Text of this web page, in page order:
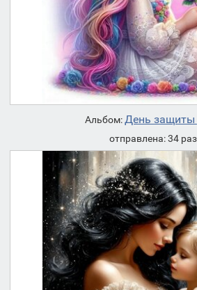
Альбом:День защиты
отправлена: 34